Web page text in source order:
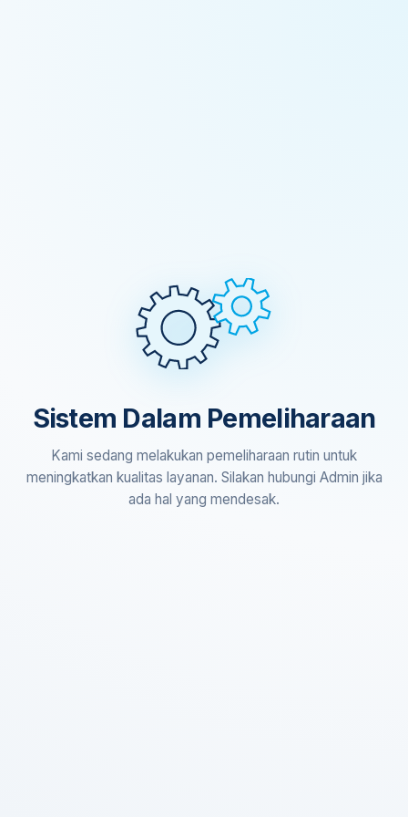
Sistem Dalam Pemeliharaan
Kami sedang melakukan pemeliharaan rutin untuk
meningkatkan kualitas layanan. Silakan hubungi Admin jika
ada hal yang mendesak.